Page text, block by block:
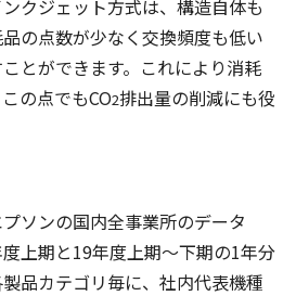
クジェット方式は、構造自体も
の点数が少なく交換頻度も低い
とができます。これにより消耗
の点でもCO2排出量の削減にも役
ソンの国内全事業所のデータ
上期と19年度上期～下期の1年分
品カテゴリ毎に、社内代表機種